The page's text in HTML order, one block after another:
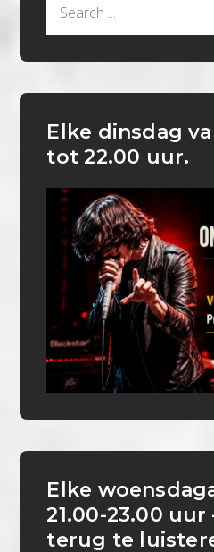
Elke dinsdag
tot 22.00 uur.
Elke
21.00-23.00 uur
terug te